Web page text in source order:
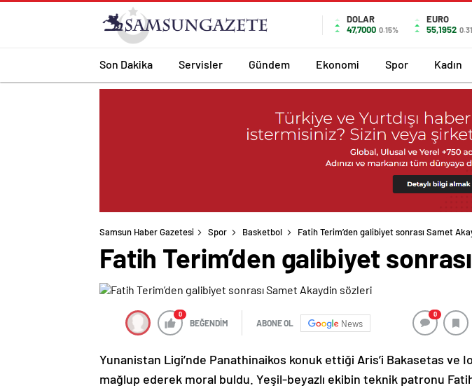
DOLAR
47,7000 0.15%
EURO
55,1952
Son Dakika Servisler Gündem Ekonomi Spor Kadın
Samsun Haber Gazetesi Spor Basketbol Fatih Terim’den galibiyet sonrası Samet
Fatih Terim’den galibiyet
0
BEĞENDİM ABONE OL News
0
Yunanistan Ligi’nde Panathinaikos konuk ettiği Aris’i Bakasetas ve
mağlup ederek moral buldu. Yeşil-beyazlı ekibin teknik patronu